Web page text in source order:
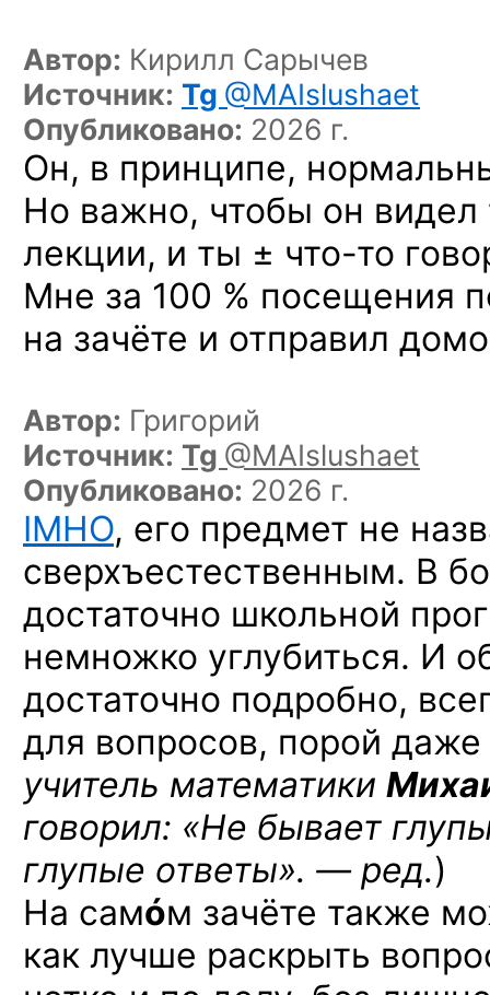
Автор: Кирилл Сарычев
Источник: Tg @MAIslushaet
Опубликовано: 2026 г.
Он, в принципе,
Но важно, чтобы он видел
лекции, и ты ± что-то
Мне за 100 % посещения
на зачёте и отправил
Автор: Григорий
Источник: Tg @MAIslushaet
Опубликовано: 2026 г.
IMHO, его предмет не
сверхъестественным. В
достаточно школьной
немножко углубиться. И
достаточно подробно,
для вопросов, порой даже
учитель математики
говорил: «Не бывает
глупые ответы». — ред.)
На самóм зачёте также
как лучше раскрыть